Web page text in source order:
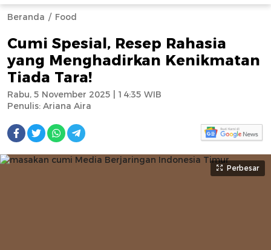
Beranda Food
Cumi Spesial, Resep Rahasia
yang Menghadirkan Kenikmatan
Tiada Tara!
Penulis: Ariana Aira
Rabu, 5 November 2025 | 14:35 WIB
Perbesar
--